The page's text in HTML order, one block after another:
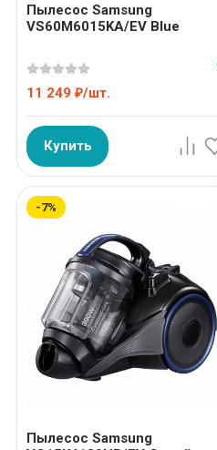
Пылесос Samsung
VS60M6015KA/EV Blue
11 249 ₽/шт.
Купить
-7%
Пылесос Samsung